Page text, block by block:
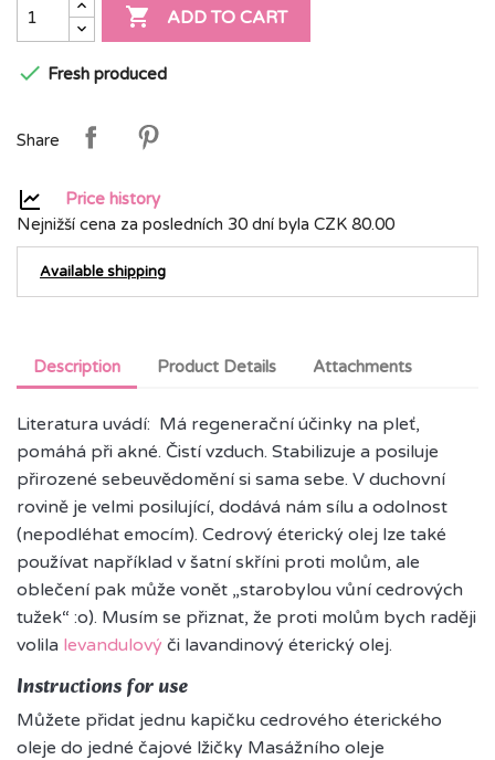
 ADD TO CART
 Fresh produced
Share
Price history
Nejnižší cena za posledních 30 dní byla CZK 80.00
Available shipping
Description Product Details Attachments
Literatura uvádí: Má regenerační účinky na pleť,
pomáhá při akné. Čistí vzduch. Stabilizuje a posiluje
přirozené sebeuvědomění si sama sebe. V duchovní
rovině je velmi posilující, dodává nám sílu a odolnost
(nepodléhat emocím). Cedrový éterický olej lze také
používat například v šatní skříni proti molům, ale
oblečení pak může vonět „starobylou vůní cedrových
tužek“ :o). Musím se přiznat, že proti molům bych raději
volila levandulový či lavandinový éterický olej.
Instructions for use
Můžete přidat jednu kapičku cedrového éterického
oleje do jedné čajové lžičky Masážního oleje